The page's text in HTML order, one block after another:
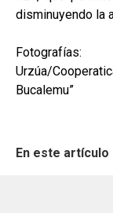
disminuyendo la
Urzúa/
Bucalemu”
En este artículo